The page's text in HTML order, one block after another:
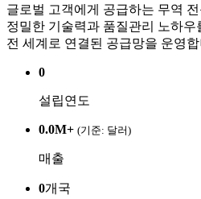
글로벌 고객에게 공급하는 무역
정밀한 기술력과 품질관리 노하우
전 세계로 연결된 공급망을 운영
0
설립연도
0.0M+ (기준: 달러)
매출
0개국